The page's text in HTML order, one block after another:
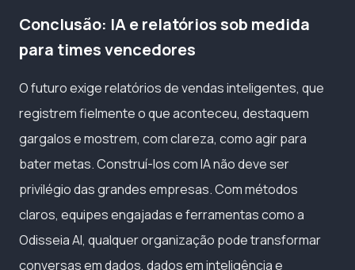
Conclusão: IA e relatórios sob medida
para times vencedores
O futuro exige relatórios de vendas inteligentes, que
registrem fielmente o que aconteceu, destaquem
gargalos e mostrem, com clareza, como agir para
bater metas. Construí-los com IA não deve ser
privilégio das grandes empresas. Com métodos
claros, equipes engajadas e ferramentas como a
Odisseia AI, qualquer organização pode transformar
conversas em dados, dados em inteligência e